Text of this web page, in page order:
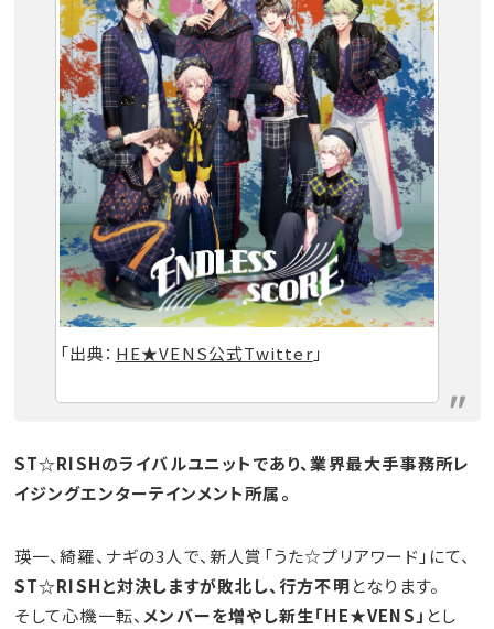
「出典： HE★VENS公式Twitter 」
ST☆RISHのライバルユニットであり、業界最大手事務所レ
イジングエンターテインメント所属。
瑛一、綺羅、ナギの3人で、新人賞「うた☆プリアワード」にて、
ST☆RISHと対決しますが敗北し、行方不明となります。
そして心機一転、メンバーを増やし新生「HE★VENS」 とし